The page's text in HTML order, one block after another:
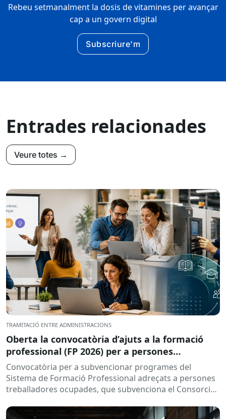
Rebeu setmanalment la dosis de vitamines per avançar
cap a un govern digital
Subscriure'm
Entrades relacionades
Veure totes →
TRAMITACIÓ ENTRE ADMINISTRACIONS
Oberta la convocatòria d’ajuts a la formació
professional (FP 2026) per a persones
treballadores ocupades
Convocatòria per a subvencionar programes del
Sistema de Formació Professional adreçats a persones
treballadores ocupades, que subvenciona el Consorci